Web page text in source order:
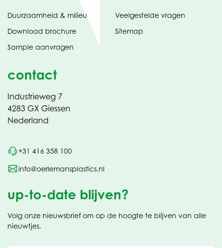
Duurzaamheid & milieu
Download brochure(opent
tabblad)
Sample aanvragen
Veelgestelde vragen
Sitemap
contact
Industrieweg 7
4283 GX Giessen
Nederland
+31 416 358 100
info@oerlemansplastics.nl
up-to-date blijven?
Volg onze nieuwsbrief om op de hoogte te blijven van alle
nieuwtjes.